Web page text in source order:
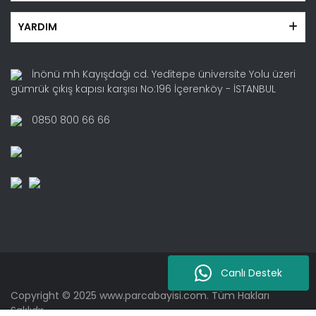
YARDIM
İnönü mh Kayışdağı cd. Yeditepe üniversite Yolu üzeri
gümrük çıkış kapısı karşısı No:196 İçerenköy - İSTANBUL
0850 800 66 66
Copyright © 2025 www.parcabayisi.com. Tüm Hakları
Saklıdır.
Canlı Destek